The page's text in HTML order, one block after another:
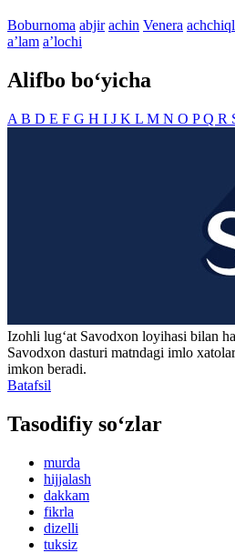
Boburnoma abjir achin Venera
aʼlam aʼlochi
Alifbo bo‘yicha
A B D E F G H I J K L M N O PQ R
Izohli lugʻat Savodxon loyihasi bilan
Savodxon dasturi matndagi imlo
imkon beradi.
Batafsil
Tasodifiy so‘zlar
murda
hijjalash
dakkam
fikrla
dizelli
tuksiz